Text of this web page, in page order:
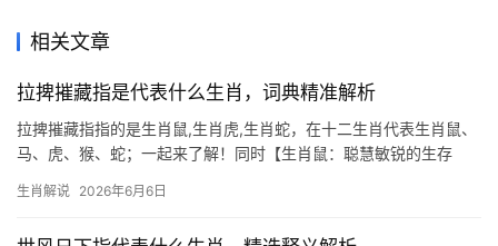
相关文章
拉捭摧藏指是代表什么生肖，词典精准解析
拉捭摧藏指指的是生肖鼠,生肖虎,生肖蛇，在十二生肖代表生肖鼠、
马、虎、猴、蛇；一起来了解！同时【生肖鼠：聪慧敏锐的生存
2026年对属鼠人而言极为关键，尤其是下半年，事业上可能遭遇“项
生肖解说 2026年6月6日